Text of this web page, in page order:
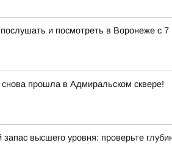
и посмотреть в Воронеже с 7
прошла в Адмиральском сквере!
высшего уровня: проверьте